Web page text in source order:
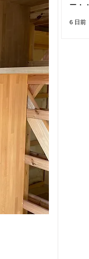
ー・
6 日前